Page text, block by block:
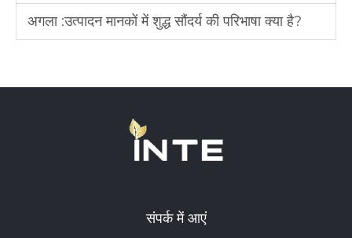
अगला :उत्पादन मानकों में शुद्ध सौंदर्य की परिभाषा क्या है?
संपर्क में आएं